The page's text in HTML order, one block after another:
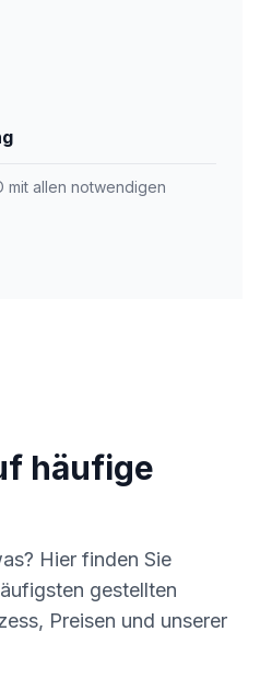
mit allen notwendigen
häufige
Hier finden Sie
gestellten
Preisen und unserer